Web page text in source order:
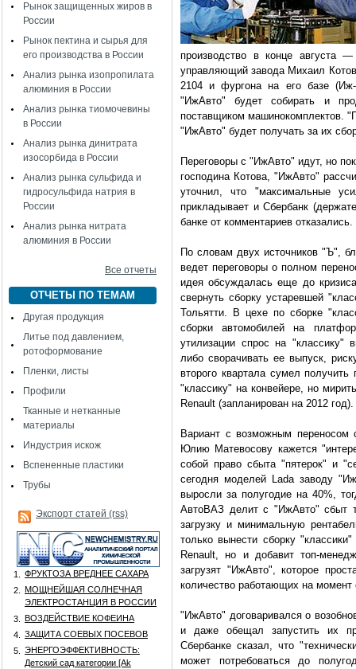
Рынок защищенных жиров в
России
Рынок пектина и сырья для
его производства в России
Анализ рынка изопропилата
алюминия в России
Анализ рынка тиомочевины
в России
Анализ рынка динитрата
изосорбида в России
Анализ рынка сульфида и
гидросульфида натрия в
России
Анализ рынка нитрата
алюминия в России
Все отчеты
ОТЧЕТЫ ПО ТЕМАМ
Другая продукция
Литье под давлением,
ротоформование
Пленки, листы
Профили
Тканные и нетканные
материалы
Индустрия искож
Вспененные пластики
Трубы
Экспорт статей (rss)
1.
ФРУКТОЗА ВРЕДНЕЕ САХАРА
2.
МОЩНЕЙШАЯ СОЛНЕЧНАЯ
ЭЛЕКТРОСТАНЦИЯ В РОССИИ
3.
ВОЗДЕЙСТВИЕ КОФЕИНА
4.
ЗАЩИТА СОЕВЫХ ПОСЕВОВ
5.
ЭНЕРГОЭФФЕКТИВНОСТЬ:
Детский сад категории [Аk
производство в конце августа
управляющий завода Михаил
2104 и фургона на его базе (Иж-
"ИжАвто" будет собирать и
поставщиком машинокомплектов.
"ИжАвто" будет получать за их
Переговоры с "ИжАвто" идут, но
господина Котова, "ИжАвто"
уточнил, что "максимальные
прикладывает и Сбербанк
банке от комментариев отказались.
По словам двух источников "Ъ",
ведет переговоры о полном
идея обсуждалась еще до
свернуть сборку устаревшей
Тольятти. В цехе по сборке
сборки автомобилей на
утилизации спрос на "классику"
либо сворачивать ее выпуск,
второго квартала сумел
"классику" на конвейере, но
Renault (запланирован на 2012 год).
Вариант с возможным переносом
Юлию Матевосову кажется
собой право сбыта "пятерок" и
сегодня моделей Lada заводу
выросли за полугодие на 40%,
АвтоВАЗ делит с "ИжАвто" сбыт
загрузку и минимальную
только вынести сборку
Renault, но и добавит топ-
загрузят "ИжАвто", которое
количество работающих на момент
"ИжАвто" договаривался о
и даже обещал запустить их
Сбербанке сказал, что
может потребоваться до